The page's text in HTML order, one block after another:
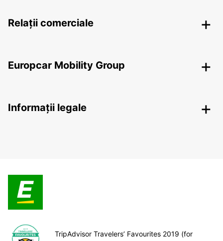
Relații comerciale
Europcar Mobility Group
Informații legale
TripAdvisor Travelers’ Favourites 2019 (for